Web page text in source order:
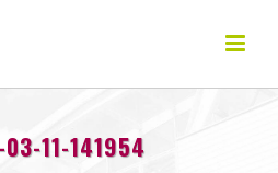
03-11-141954